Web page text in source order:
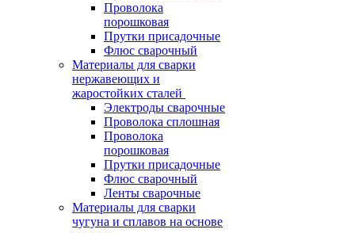
Проволока
порошковая
Прутки присадочные
Флюс сварочный
Материалы для сварки
нержавеющих и
жаростойких сталей
Электроды сварочные
Проволока сплошная
Проволока
порошковая
Прутки присадочные
Флюс сварочный
Ленты сварочные
Материалы для сварки
чугуна и сплавов на основе